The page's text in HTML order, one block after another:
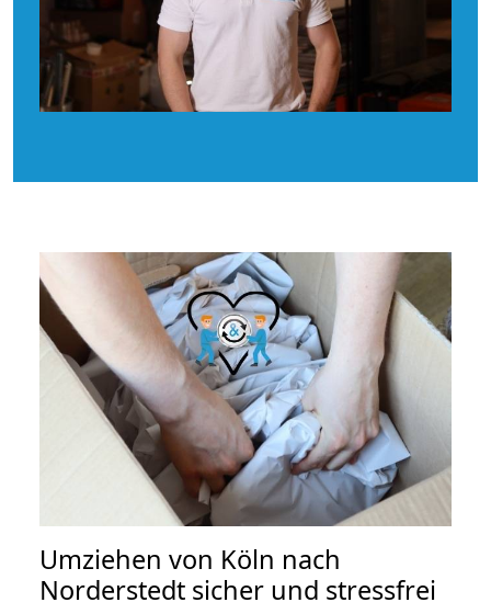
Umziehen von Köln nach
Norderstedt sicher und stressfrei